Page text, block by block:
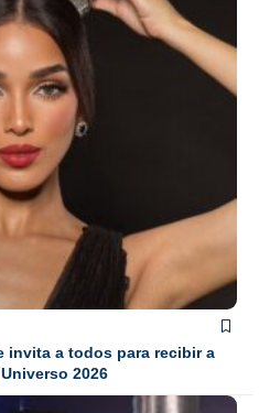
invita a todos para recibir a
2026